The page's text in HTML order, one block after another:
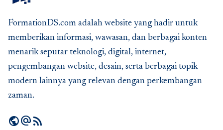
FormationDS.com adalah website yang hadir untuk
memberikan informasi, wawasan, dan berbagai konten
menarik seputar teknologi, digital, internet,
pengembangan website, desain, serta berbagai topik
modern lainnya yang relevan dengan perkembangan
zaman.
publicalternate_emailrss_feed